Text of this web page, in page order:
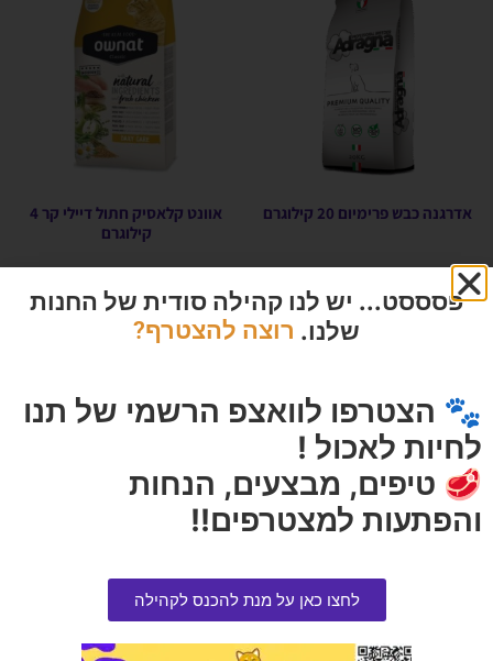
אדרגנה כבש פרימיום 20 קילוגרם
₪250.00
הרוויחו 12.50 נקודות ⭐
אוונט קלאסיק חתול דיילי קר 4
קילוגרם
הרוויחו 5.95 נקודות ⭐
פסססט... יש לנו קהילה סודית של החנות
שלנו. רוצה להצטרף?
🐾 הצטרפו לוואצפ הרשמי של תנו
לחיות לאכול !
🥩 טיפים, מבצעים, הנחות
והפתעות למצטרפים!!
לחצו כאן על מנת להכנס לקהילה